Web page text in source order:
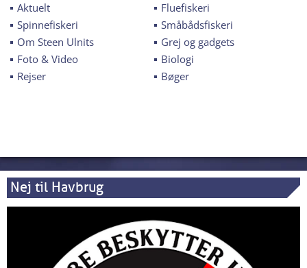
Aktuelt
Fluefiskeri
Spinnefiskeri
Småbådsfiskeri
Om Steen Ulnits
Grej og gadgets
Foto & Video
Biologi
Rejser
Bøger
Nej til Havbrug